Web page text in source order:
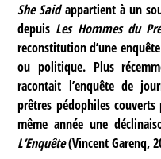
She Saidappartient à un
depuis Les Hommes du
reconstitution d’une
ou politique. Plus
racontait l’enquête de
prêtres pédophiles
même année une
L’Enquête(Vincent Garenq,